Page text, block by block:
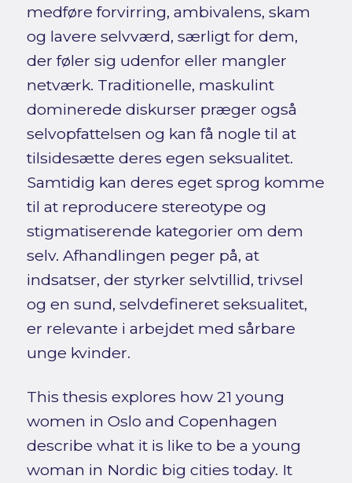
medføre forvirring, ambivalens, skam
og lavere selvværd, særligt for dem,
der føler sig udenfor eller mangler
netværk. Traditionelle, maskulint
dominerede diskurser præger også
selvopfattelsen og kan få nogle til at
tilsidesætte deres egen seksualitet.
Samtidig kan deres eget sprog komme
til at reproducere stereotype og
stigmatiserende kategorier om dem
selv. Afhandlingen peger på, at
indsatser, der styrker selvtillid, trivsel
og en sund, selvdefineret seksualitet,
er relevante i arbejdet med sårbare
unge kvinder.
This thesis explores how 21 young
women in Oslo and Copenhagen
describe what it is like to be a young
woman in Nordic big cities today. It